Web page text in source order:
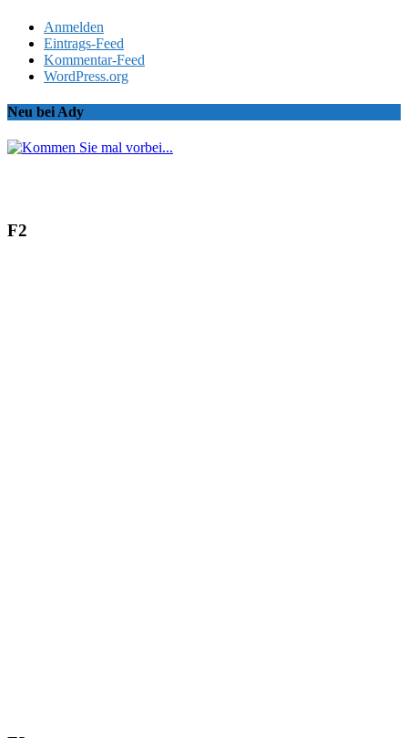
Anmelden
Eintrags-Feed
Kommentar-Feed
WordPress.org
Neu bei Ady
F2